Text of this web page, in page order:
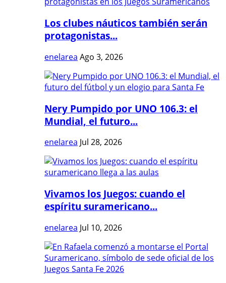
Los clubes náuticos también serán
protagonistas...
enelarea Ago 3, 2026
Nery Pumpido por UNO 106.3: el
Mundial, el futuro...
enelarea Jul 28, 2026
Vivamos los Juegos: cuando el
espíritu suramericano...
enelarea Jul 10, 2026